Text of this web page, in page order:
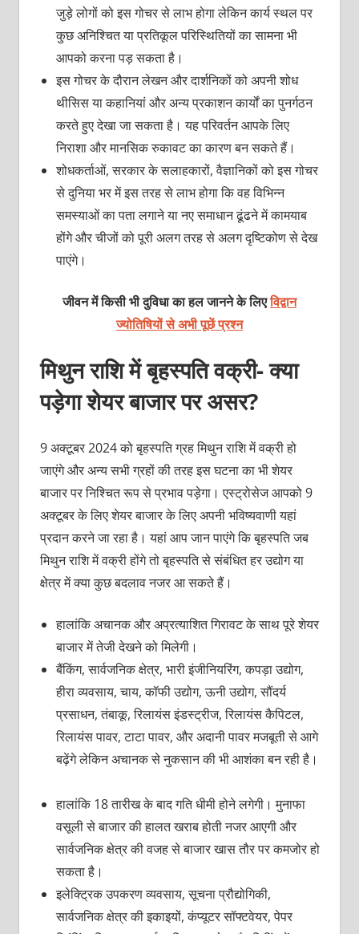
जुड़े लोगों को इस गोचर से लाभ होगा लेकिन कार्य स्थल पर
कुछ अनिश्चित या प्रतिकूल परिस्थितियों का सामना भी
आपको करना पड़ सकता है।
इस गोचर के दौरान लेखन और दार्शनिकों को अपनी शोध
थीसिस या कहानियां और अन्य प्रकाशन कार्यों का पुनर्गठन
करते हुए देखा जा सकता है। यह परिवर्तन आपके लिए
निराशा और मानसिक रुकावट का कारण बन सकते हैं।
शोधकर्ताओं, सरकार के सलाहकारों, वैज्ञानिकों को इस गोचर
से दुनिया भर में इस तरह से लाभ होगा कि वह विभिन्न
समस्याओं का पता लगाने या नए समाधान ढूंढने में कामयाब
होंगे और चीजों को पूरी अलग तरह से अलग दृष्टिकोण से देख
पाएंगे।
जीवन में किसी भी दुविधा का हल जानने के लिएविद्वान
ज्योतिषियों से अभी पूछें प्रश्न
मिथुन राशि में बृहस्पति वक्री- क्या
पड़ेगा शेयर बाजार पर असर?
9 अक्टूबर 2024 को बृहस्पति ग्रह मिथुन राशि में वक्री हो
जाएंगे और अन्य सभी ग्रहों की तरह इस घटना का भी शेयर
बाजार पर निश्चित रूप से प्रभाव पड़ेगा। एस्ट्रोसेज आपको 9
अक्टूबर के लिए शेयर बाजार के लिए अपनी भविष्यवाणी यहां
प्रदान करने जा रहा है। यहां आप जान पाएंगे कि बृहस्पति जब
मिथुन राशि में वक्री होंगे तो बृहस्पति से संबंधित हर उद्योग या
क्षेत्र में क्या कुछ बदलाव नजर आ सकते हैं।
हालांकि अचानक और अप्रत्याशित गिरावट के साथ पूरे शेयर
बाजार में तेजी देखने को मिलेगी।
बैंकिंग, सार्वजनिक क्षेत्र, भारी इंजीनियरिंग, कपड़ा उद्योग,
हीरा व्यवसाय, चाय, कॉफी उद्योग, ऊनी उद्योग, सौंदर्य
प्रसाधन, तंबाकू, रिलायंस इंडस्ट्रीज, रिलायंस कैपिटल,
रिलायंस पावर, टाटा पावर, और अदानी पावर मजबूती से आगे
बढ़ेंगे लेकिन अचानक से नुकसान की भी आशंका बन रही है।
हालांकि 18 तारीख के बाद गति धीमी होने लगेगी। मुनाफा
वसूली से बाजार की हालत खराब होती नजर आएगी और
सार्वजनिक क्षेत्र की वजह से बाजार खास तौर पर कमजोर हो
सकता है।
इलेक्ट्रिक उपकरण व्यवसाय, सूचना प्रौद्योगिकी,
सार्वजनिक क्षेत्र की इकाइयों, कंप्यूटर सॉफ्टवेयर, पेपर